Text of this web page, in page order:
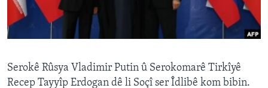
ÇAND Û HUNER
SERNIVÎS
Serokê Rûsya Vladimir Putin û Serokomarê Tirkîyê
Recep Tayyîp Erdogan dê li Soçî ser Îdlibê kom bibin.